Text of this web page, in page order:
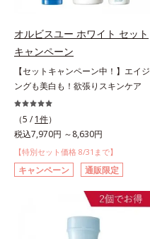
オルビスユー ホワイト セット
キャンペーン
【セットキャンペーン中！】エイジ
ングも美白も！欲張りスキンケア
（5 / 1件）
税込7,970円 ～8,630円
【特別セット価格 8/31まで】
キャンペーン 通販限定